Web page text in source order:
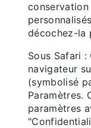
décochez-la
Sous Safari
navigateur
(symbolisé
Paramètres.
paramètres